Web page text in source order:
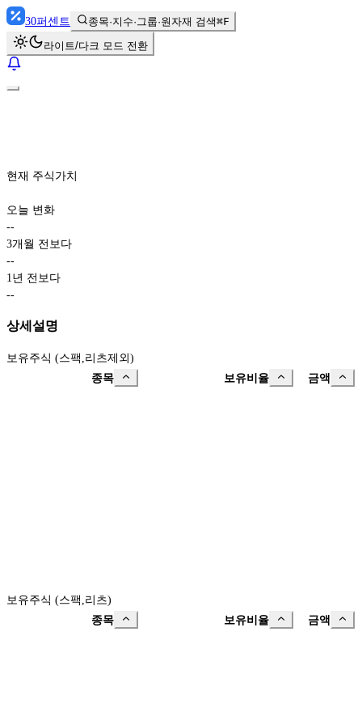
30퍼센트 종목·지수·그룹·원자재 검색⌘F
라이트/다크 모드 전환
현재 주식가치
오늘 변화
--
3개월 전보다
--
1년 전보다
--
상세설명
보유주식 (스팩,리츠제외)
종목
보유비율 금액
보유주식 (스팩,리츠)
종목
보유비율 금액